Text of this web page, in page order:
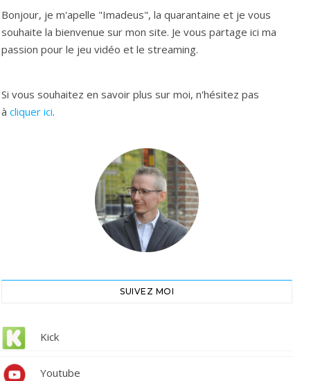
Bonjour, je m'apelle "Imadeus", la quarantaine et je vous
souhaite la bienvenue sur mon site. Je vous partage ici ma
passion pour le jeu vidéo et le streaming.
Si vous souhaitez en savoir plus sur moi, n'hésitez pas
à cliquer ici.
SUIVEZ MOI
Kick
Youtube